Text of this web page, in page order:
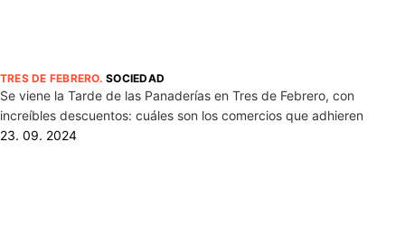
TRES DE FEBRERO.SOCIEDAD
Se viene la Tarde de las Panaderías en Tres de Febrero, con
increíbles descuentos: cuáles son los comercios que adhieren
23. 09. 2024